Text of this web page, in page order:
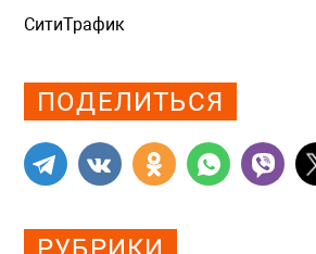
СитиТрафик
ПОДЕЛИТЬСЯ